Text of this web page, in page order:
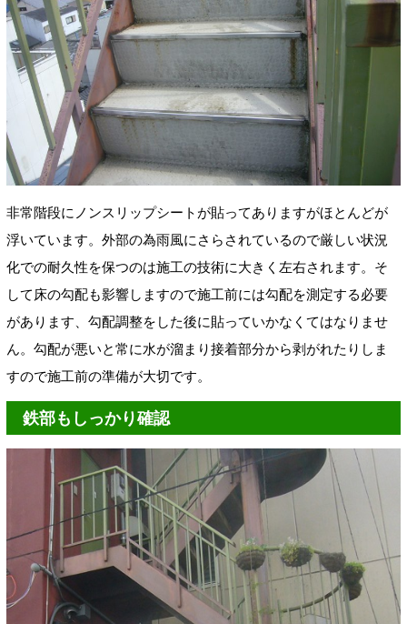
非常階段にノンスリップシートが貼ってありますがほとんどが
浮いています。外部の為雨風にさらされているので厳しい状況
化での耐久性を保つのは施工の技術に大きく左右されます。そ
して床の勾配も影響しますので施工前には勾配を測定する必要
があります、勾配調整をした後に貼っていかなくてはなりませ
ん。勾配が悪いと常に水が溜まり接着部分から剥がれたりしま
すので施工前の準備が大切です。
鉄部もしっかり確認